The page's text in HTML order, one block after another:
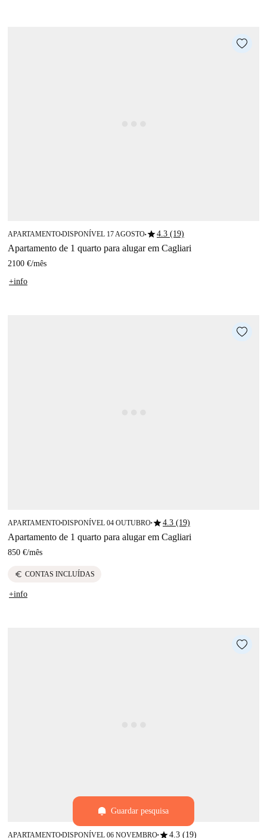
APARTAMENTO■DISPONÍVEL 17 AGOSTO■star4.3 (19)
Apartamento de 1 quarto para alugar em Cagliari
2100 €/mês
+info
APARTAMENTO■DISPONÍVEL 04 OUTUBRO■star4.3 (19)
Apartamento de 1 quarto para alugar em Cagliari
850 €/mês
euro CONTAS INCLUÍDAS
+info
APARTAMENTO■DISPONÍVEL 06 NOVEMBRO■star4.3 (19)
Guardar pesquisa